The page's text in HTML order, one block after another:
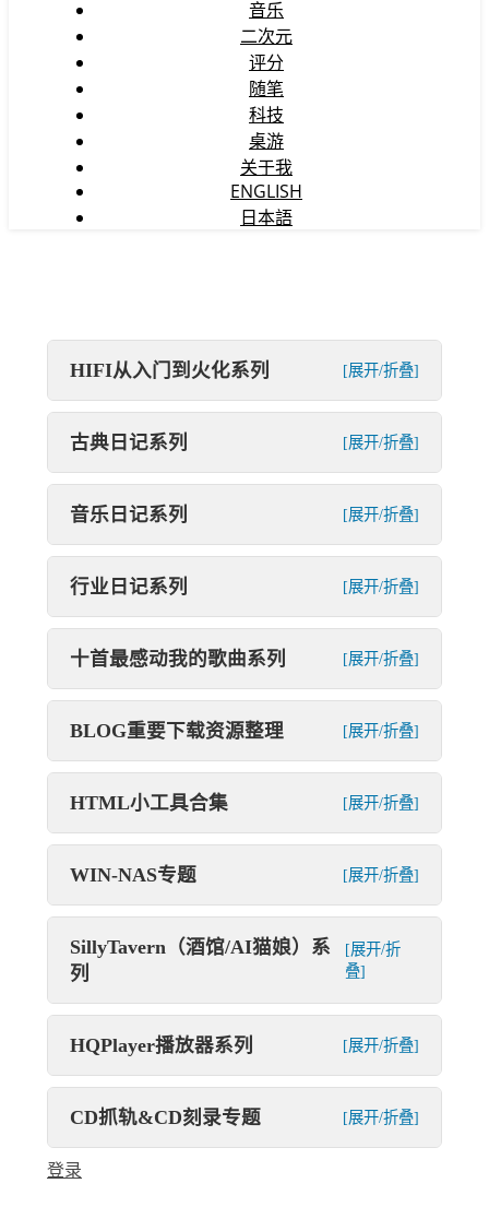
音乐
二次元
评分
随笔
科技
桌游
关于我
ENGLISH
日本語
HIFI从入门到火化系列 [展开/折叠]
古典日记系列 [展开/折叠]
音乐日记系列 [展开/折叠]
行业日记系列 [展开/折叠]
十首最感动我的歌曲系列 [展开/折叠]
BLOG重要下载资源整理 [展开/折叠]
HTML小工具合集 [展开/折叠]
WIN-NAS专题 [展开/折叠]
SillyTavern（酒馆/AI猫娘）系
列
[展开/折
叠]
HQPlayer播放器系列 [展开/折叠]
CD抓轨&CD刻录专题 [展开/折叠]
登录